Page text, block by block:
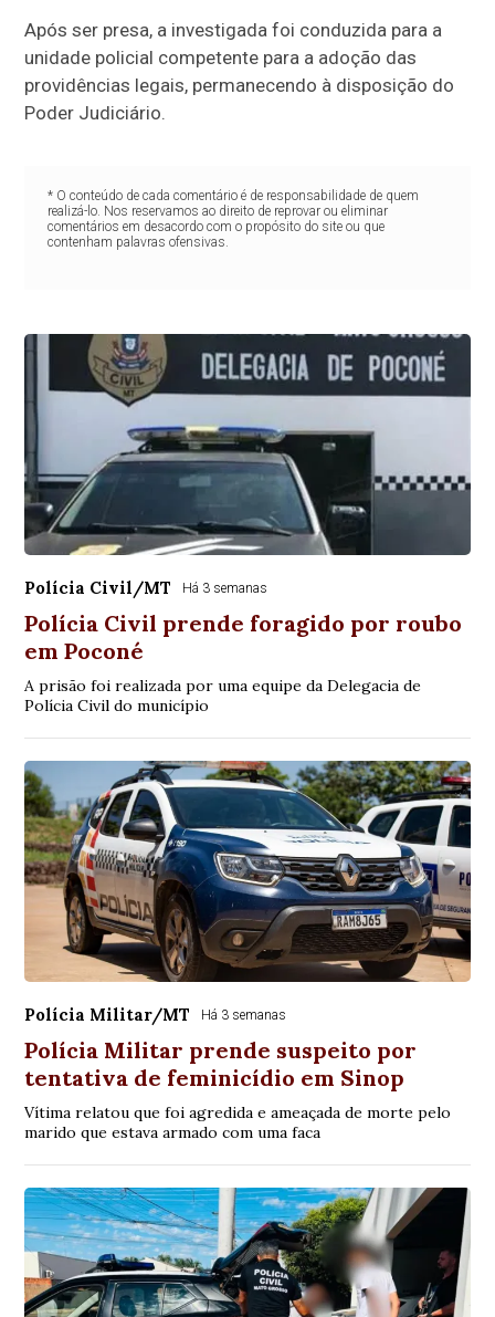
Após ser presa, a investigada foi conduzida para a
unidade policial competente para a adoção das
providências legais, permanecendo à disposição do
Poder Judiciário.
* O conteúdo de cada comentário é de responsabilidade de quem
realizá-lo. Nos reservamos ao direito de reprovar ou eliminar
comentários em desacordo com o propósito do site ou que
contenham palavras ofensivas.
Polícia Civil/MT Há 3 semanas
Polícia Civil prende foragido por roubo
em Poconé
A prisão foi realizada por uma equipe da Delegacia de
Polícia Civil do município
Polícia Militar/MT Há 3 semanas
Polícia Militar prende suspeito por
tentativa de feminicídio em Sinop
Vítima relatou que foi agredida e ameaçada de morte pelo
marido que estava armado com uma faca